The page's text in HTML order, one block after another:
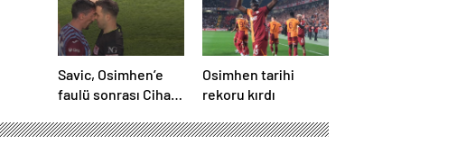
Savic, Osimhen’e
faulü sonrası Cihan
kafaya geldi!
Osimhen tarihi
rekoru kırdı